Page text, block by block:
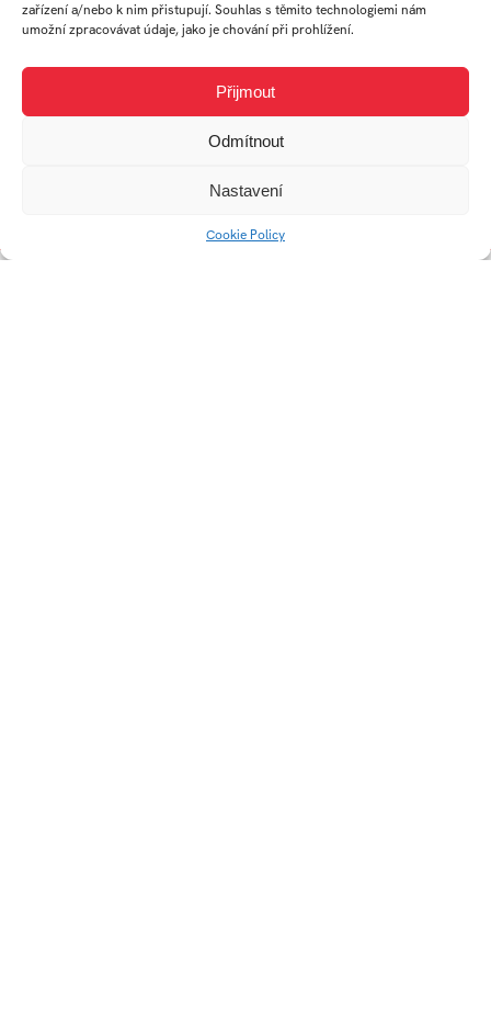
zařízení a/nebo k nim přistupují. Souhlas s těmito technologiemi nám
umožní zpracovávat údaje, jako je chování při prohlížení.
Přijmout
Odmítnout
Nastavení
Cookie Policy
absolvent
tvorba
Práce studenta